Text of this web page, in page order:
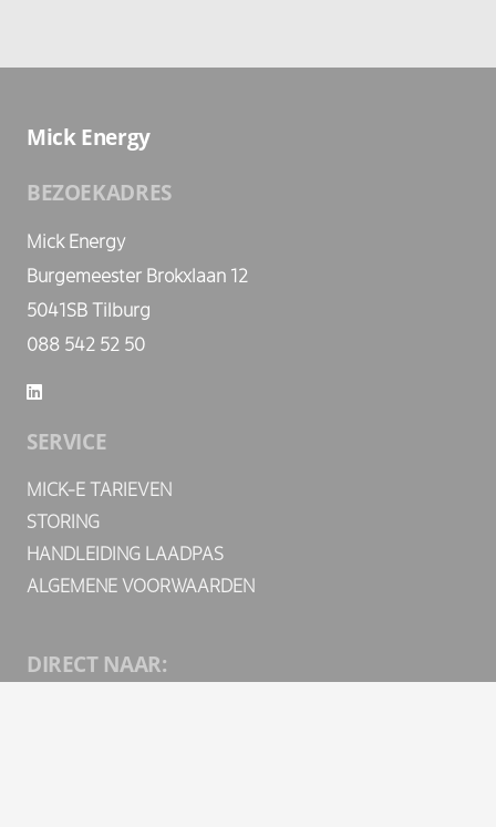
Mick Energy
BEZOEKADRES
Mick Energy
Burgemeester Brokxlaan 12
5041SB Tilburg
088 542 52 50
SERVICE
MICK-E TARIEVEN
STORING
HANDLEIDING LAADPAS
ALGEMENE VOORWAARDEN
DIRECT NAAR: